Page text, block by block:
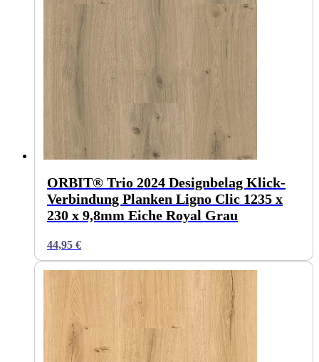
ORBIT® Trio 2024 Designbelag Klick-
Verbindung Planken Ligno Clic 1235 x
230 x 9,8mm Eiche Royal Grau
44,95 €